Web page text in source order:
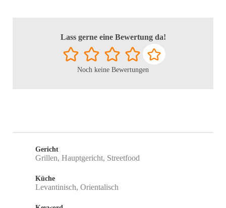
Lass gerne eine Bewertung da!
Noch keine Bewertungen
Gericht
Grillen, Hauptgericht, Streetfood
Küche
Levantinisch, Orientalisch